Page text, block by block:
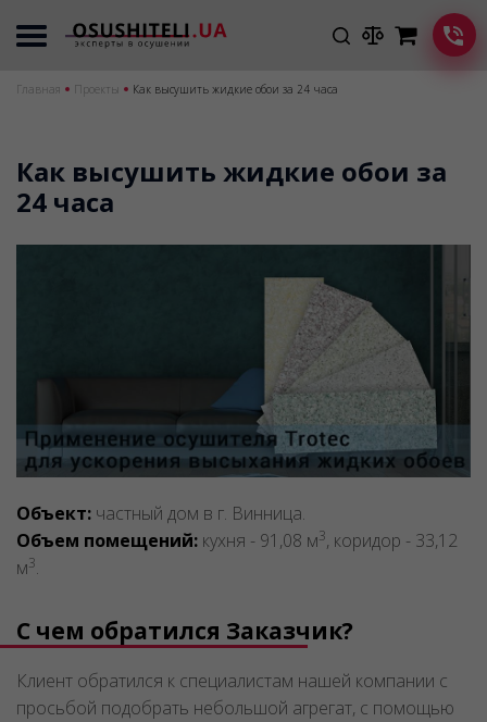
Главная Проекты Как высушить жидкие обои за 24 часа
Как высушить жидкие обои за
24 часа
Объект: частный дом в г. Винница.
Объем помещений: кухня - 91,08 м3, коридор - 33,12
м3.
С чем обратился Заказчик?
Клиент обратился к специалистам нашей компании с
просьбой подобрать небольшой агрегат, с помощью